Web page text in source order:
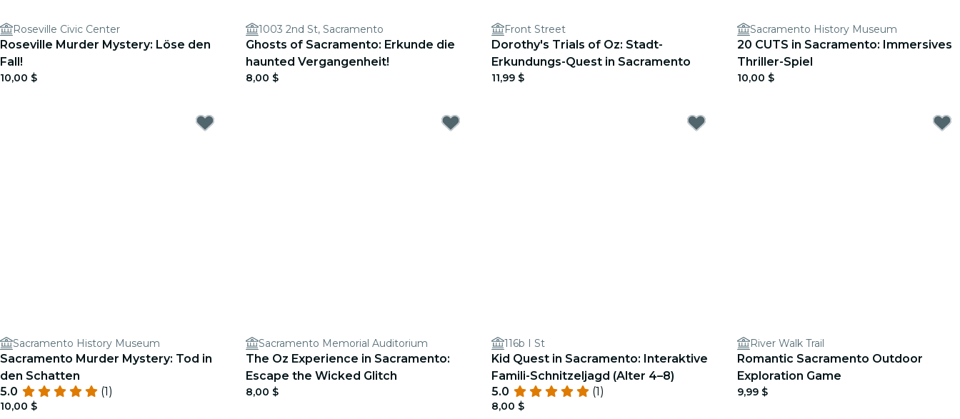
Roseville Civic Center
Roseville Murder Mystery: Löse den
Fall!
10,00 $
1003 2nd St, Sacramento
Ghosts of Sacramento: Erkunde die
haunted Vergangenheit!
8,00 $
Front Street
Dorothy's Trials of Oz: Stadt-
Erkundungs-Quest in Sacramento
11,99 $
Sacramento History Museum
20 CUTS in Sacramento: Immersives
Thriller-Spiel
10,00 $
Sacramento History Museum
Sacramento Murder Mystery: Tod in
den Schatten
5.0
(1)
10,00 $
Sacramento Memorial Auditorium
The Oz Experience in Sacramento:
Escape the Wicked Glitch
8,00 $
116b I St
Kid Quest in Sacramento: Interaktive
Famili-Schnitzeljagd (Alter 4–8)
5.0
(1)
8,00 $
River Walk Trail
Romantic Sacramento Outdoor
Exploration Game
9,99 $